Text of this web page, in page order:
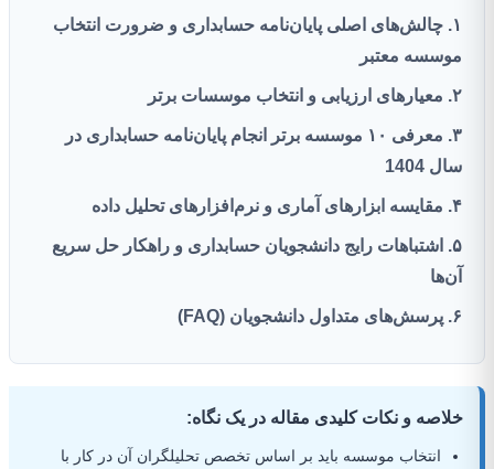
۱. چالش‌های اصلی پایان‌نامه حسابداری و ضرورت انتخاب
موسسه معتبر
۲. معیارهای ارزیابی و انتخاب موسسات برتر
۳. معرفی ۱۰ موسسه برتر انجام پایان‌نامه حسابداری در
سال 1404
۴. مقایسه ابزارهای آماری و نرم‌افزارهای تحلیل داده
۵. اشتباهات رایج دانشجویان حسابداری و راهکار حل سریع
آن‌ها
۶. پرسش‌های متداول دانشجویان (FAQ)
خلاصه و نکات کلیدی مقاله در یک نگاه:
انتخاب موسسه باید بر اساس تخصص تحلیلگران آن در کار با